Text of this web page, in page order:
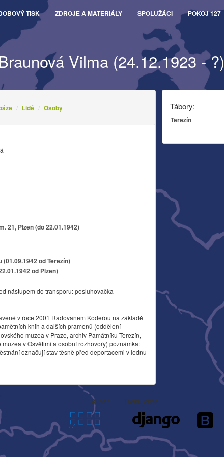
TISK ZDROJE A MATERIÁLY SPOLUŽÁCI POKOJ 127
Vilma (24.12.1923 - ?)
Tábory:
Terezín
Lidé Osoby
21, Plzeň (do 22.01.1942)
(01.09.1942 od Terezín)
od Plzeň)
nástupem do transporu: posluhovačka
v roce 2001 Radovanem Koderou na základě
knih a dalších pramenů (oddělení
muzea v Praze, archiv Památníku Terezín,
muzea v Osvětimi a osobní rozhovory) poznámka:
označují stav těsně před deportacemi v lednu
Autor Děkujeme